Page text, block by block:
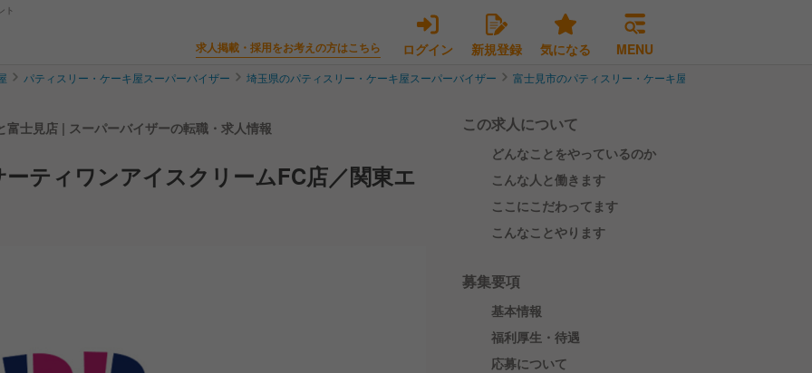
ト
求人掲載・採用をお考えの方はこちら ログイン 新規登録 気になる MENU
パティスリー・ケーキ屋スーパーバイザー 埼玉県のパティスリー・ケーキ屋スーパーバイザー 富士見市のパティスリー・ケーキ屋スーパーバイザー
士見店 | スーパーバイザーの転職・求人情報
ティワンアイスクリームFC店／関東エ
この求人について
どんなことをやっているのか
こんな人と働きます
ここにこだわってます
こんなことやります
募集要項
基本情報
福利厚生・待遇
応募について